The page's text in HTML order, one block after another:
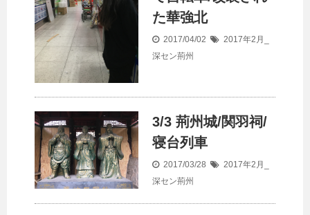
た華強北
2017/04/02
2017年2月_
深セン荊州
3/3 荊州城/関羽祠/
寝台列車
2017/03/28
2017年2月_
深セン荊州